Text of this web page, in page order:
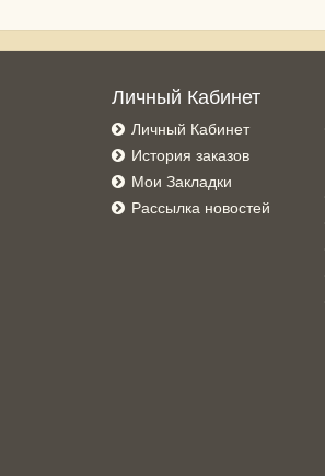
Личный Кабинет
Личный Кабинет
История заказов
Мои Закладки
Рассылка новостей